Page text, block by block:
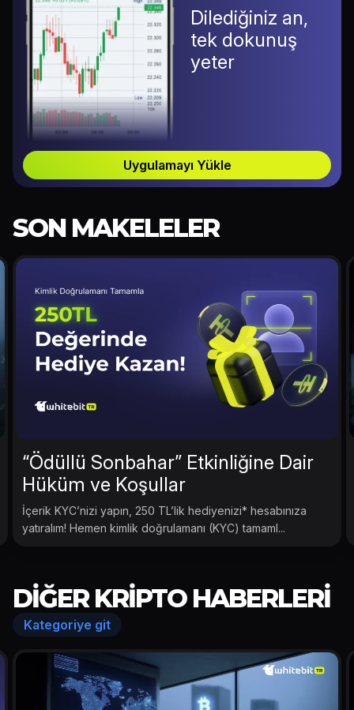
Dilediğiniz an,
tek dokunuş
yeter
Uygulamayı Yükle
SON MAKELELER
“Ödüllü Sonbahar” Etkinliğine Dair
Hüküm ve Koşullar
İçerik KYC’nizi yapın, 250 TL’lik hediyenizi* hesabınıza
yatıralım! Hemen kimlik doğrulamanı (KYC) tamaml...
DIĞER KRIPTO HABERLERI
Kategoriye git